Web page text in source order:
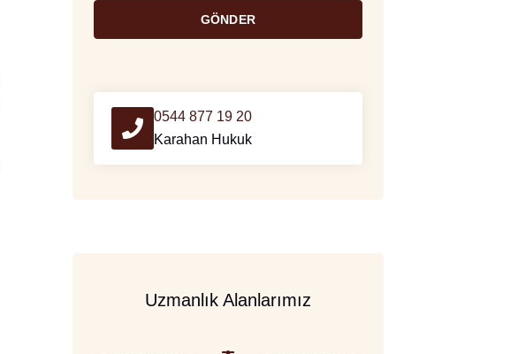
GÖNDER
0544 877 19 20
Karahan Hukuk
Uzmanlık Alanlarımız